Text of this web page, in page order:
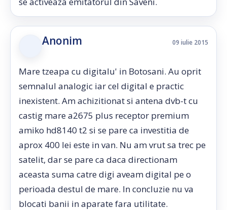
Anonim 09 iulie 2015
Mare tzeapa cu digitalu' in Botosani. Au oprit
semnalul analogic iar cel digital e practic
inexistent. Am achizitionat si antena dvb-t cu
castig mare a2675 plus receptor premium
amiko hd8140 t2 si se pare ca investitia de
aprox 400 lei este in van. Nu am vrut sa trec pe
satelit, dar se pare ca daca directionam
aceasta suma catre digi aveam digital pe o
perioada destul de mare. In concluzie nu va
blocati banii in aparate fara utilitate.